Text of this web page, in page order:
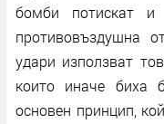
бомби потискат и
противовъздушна
удари използват
които иначе биха
основен принцип,